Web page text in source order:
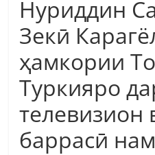
Нуриддин
Зекӣ
ҳамкории
Туркияро
телевизион
баррасӣ